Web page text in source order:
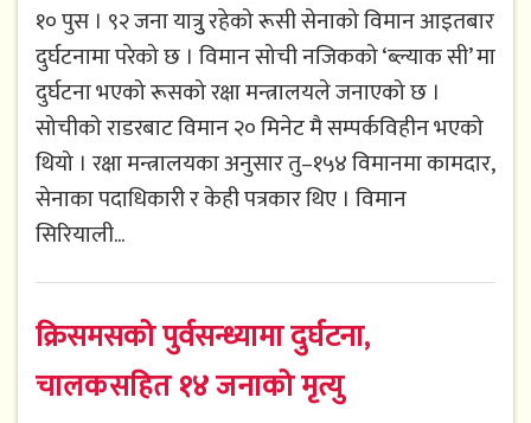
१० पुस । ९२ जना यात्रुु रहेको रूसी सेनाको विमान आइतबार
दुर्घटनामा परेको छ । विमान सोची नजिकको ‘ब्ल्याक सी’ मा
दुर्घटना भएको रूसको रक्षा मन्त्रालयले जनाएको छ ।
सोचीको राडरबाट विमान २० मिनेट मै सम्पर्कविहीन भएको
थियो । रक्षा मन्त्रालयका अनुसार तु–१५४ विमानमा कामदार,
सेनाका पदाधिकारी र केही पत्रकार थिए । विमान
सिरियाली...
क्रिसमसको पुर्वसन्ध्यामा दुर्घटना,
चालकसहित १४ जनाको मृत्यु